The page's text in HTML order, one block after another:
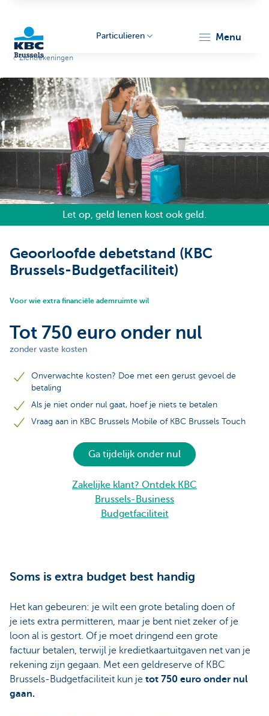
Particulieren menu
Zichtrekeningen
Let op, geld lenen kost ook geld.
Geoorloofde debetstand (KBC
Brussels-Budgetfaciliteit)
Voor wie extra financiële ademruimte wil
Tot 750 euro onder nul
zonder vaste kosten
Onverwachte kosten? Doe met een gerust gevoel de
betaling
Als je niet onder nul gaat, hoef je niets te betalen
Vraag aan in KBC Brussels Mobile of KBC Brussels Touch
Ga tijdelijk onder nul
Zakelijke klant? Ontdek KBC
Brussels-Business
Budgetfaciliteit
Soms is extra budget best handig
Het kan gebeuren: je wilt een grote betaling doen of
je iets extra permitteren, maar je bent niet zeker of je
loon al is gestort. Of je moet dringend een grote
factuur betalen, terwijl je kredietkaartuitgaven net van je
rekening zijn gegaan. Met een geldreserve of KBC
Brussels-Budgetfaciliteit kun je tot 750 euro onder nul
gaan.